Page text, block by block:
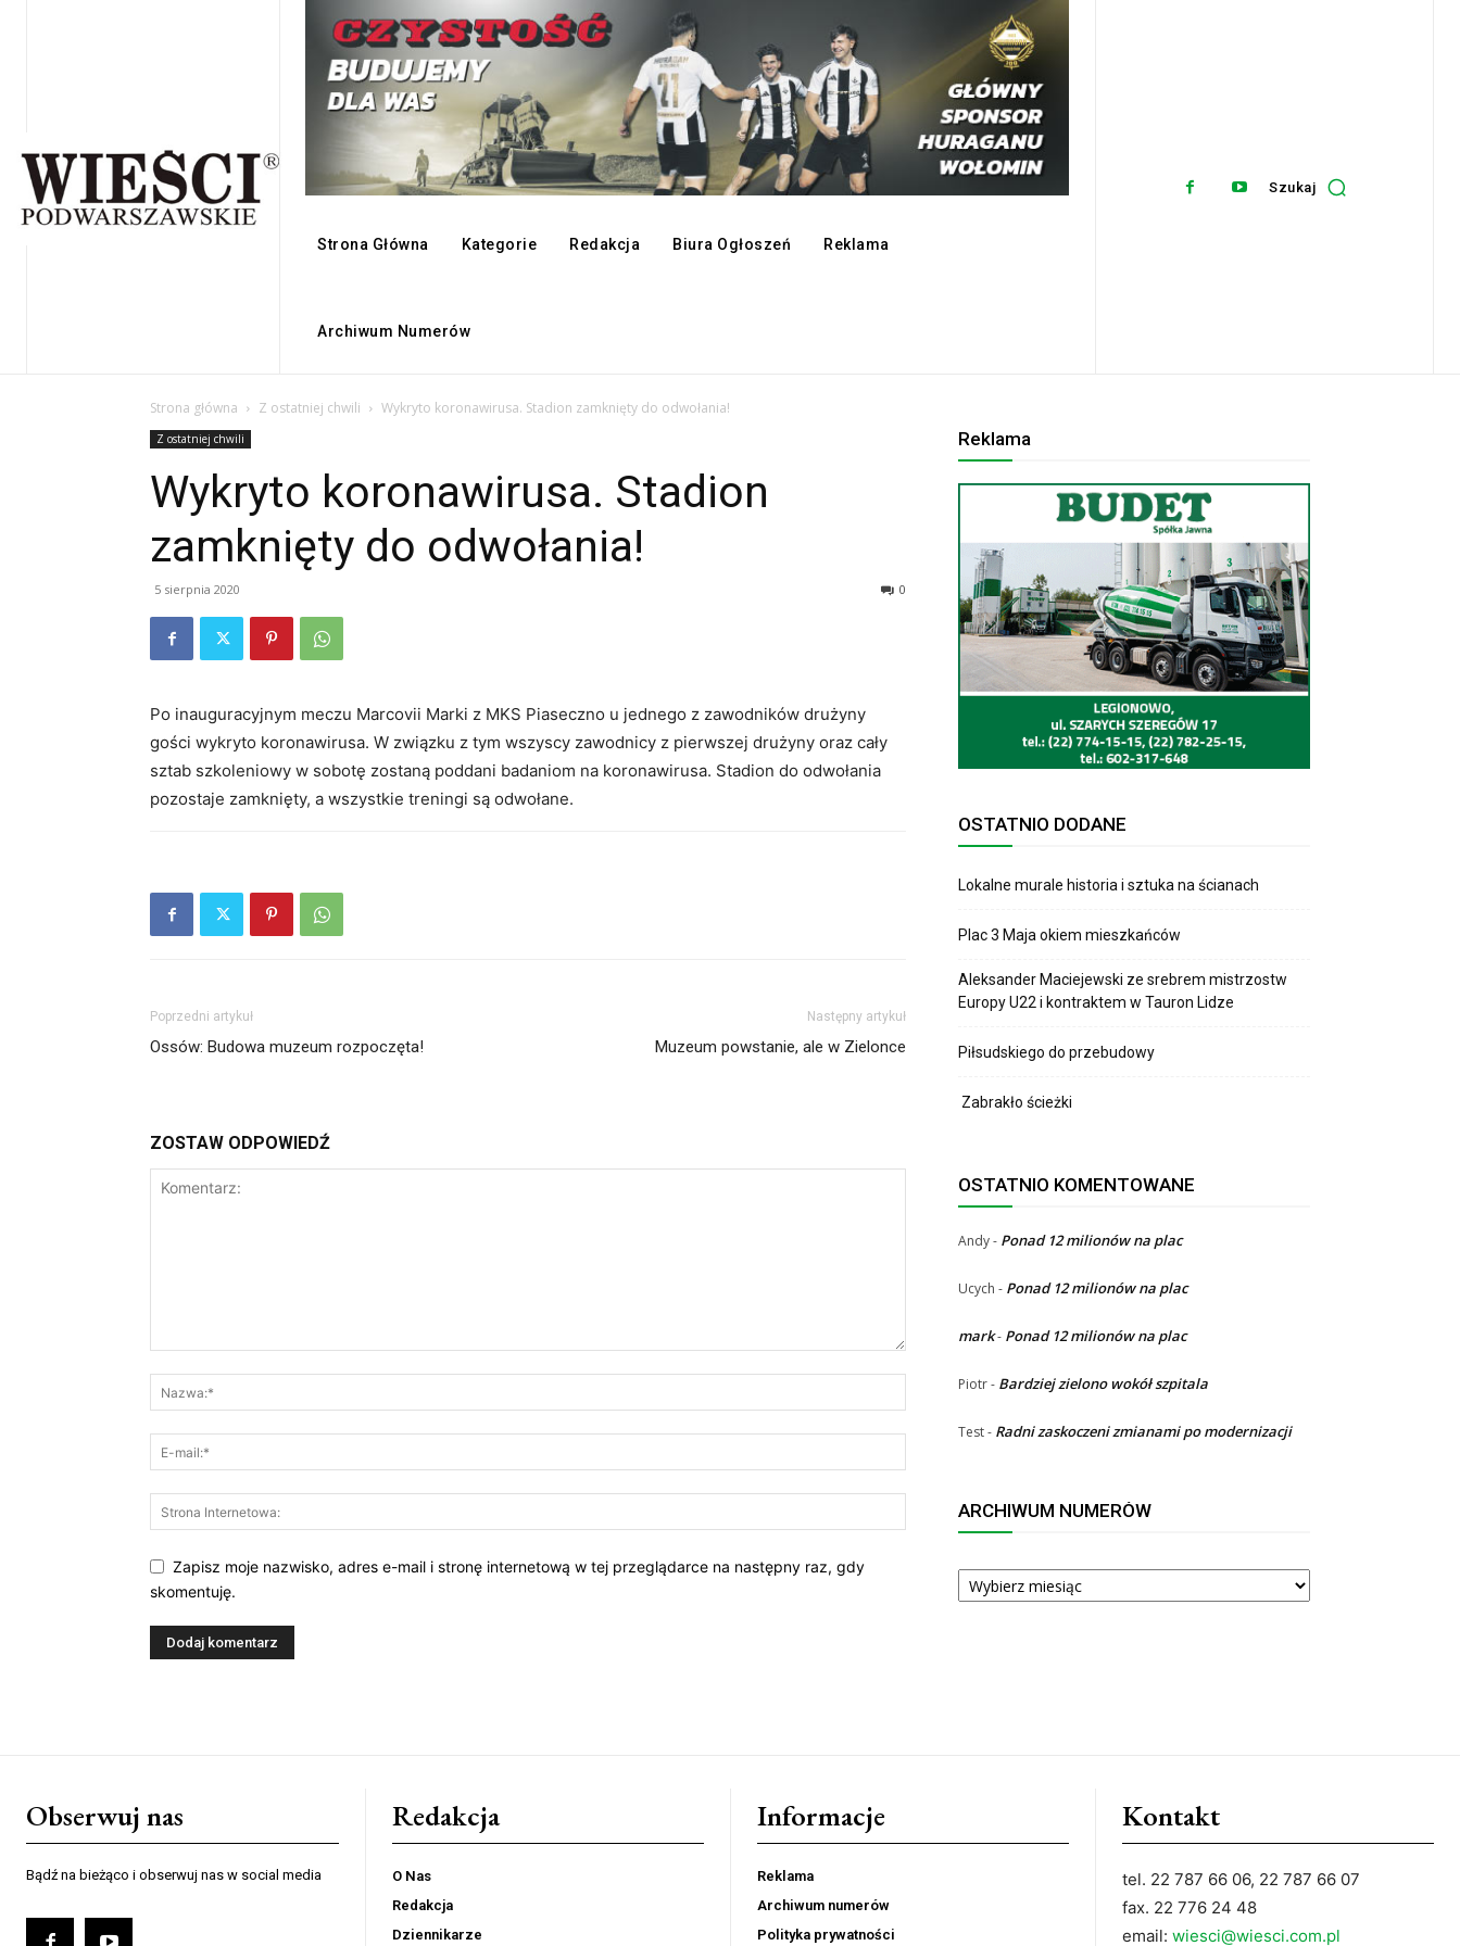
Strona Główna Kategorie Redakcja Biura Ogłoszeń Reklama
Archiwum Numerów
Szukaj
Strona główna Z ostatniej chwili Wykryto koronawirusa. Stadion zamknięty do odwołania!
Z ostatniej chwili
Wykryto koronawirusa. Stadion
zamknięty do odwołania!
5 sierpnia 2020 0
Po inauguracyjnym meczu Marcovii Marki z MKS Piaseczno u jednego z zawodników drużyny
gości wykryto koronawirusa. W związku z tym wszyscy zawodnicy z pierwszej drużyny oraz cały
sztab szkoleniowy w sobotę zostaną poddani badaniom na koronawirusa. Stadion do odwołania
pozostaje zamknięty, a wszystkie treningi są odwołane.
Poprzedni artykuł
Ossów: Budowa muzeum rozpoczęta!
Następny artykuł
Muzeum powstanie, ale w Zielonce
ZOSTAW ODPOWIEDŹ
Zapisz moje nazwisko, adres e-mail i stronę internetową w tej przeglądarce na następny raz, gdy
skomentuję.
Reklama
OSTATNIO DODANE
Lokalne murale historia i sztuka na ścianach
Plac 3 Maja okiem mieszkańców
Aleksander Maciejewski ze srebrem mistrzostw
Europy U22 i kontraktem w Tauron Lidze
Piłsudskiego do przebudowy
Zabrakło ścieżki
OSTATNIO KOMENTOWANE
Andy- Ponad 12 milionów na plac
Ucych - Ponad 12 milionów na plac
mark- Ponad 12 milionów na plac
Piotr- Bardziej zielono wokół szpitala
Test- Radni zaskoczeni zmianami po modernizacji
ARCHIWUM NUMERÓW
ARCHIWUM
NUMERÓW
Obserwuj nas
Bądź na bieżąco i obserwuj nas w social media
Redakcja
O Nas
Redakcja
Dziennikarze
Informacje
Reklama
Archiwum numerów
Polityka prywatności
Kontakt
tel. 22 787 66 06, 22 787 66 07
fax. 22 776 24 48
email: wiesci@wiesci.com.pl